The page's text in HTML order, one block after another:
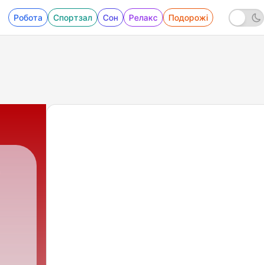
Робота Спортзал Сон Релакс Подорожі